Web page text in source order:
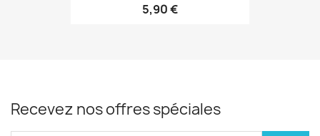
5,90 €
Recevez nos offres spéciales